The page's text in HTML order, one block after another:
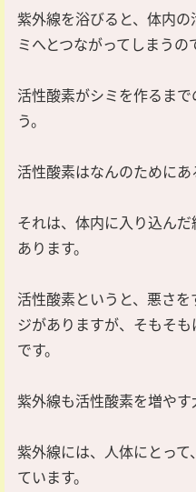
紫外線を浴びると、体内
ミへとつながってしまうの
活性酸素がシミを作るま
う。
活性酸素はなんのためにあ
それは、体内に入り込ん
あります。
活性酸素というと、悪さ
ジがありますが、そもそ
です。
紫外線も活性酸素を増やす
紫外線には、人体にとっ
ています。